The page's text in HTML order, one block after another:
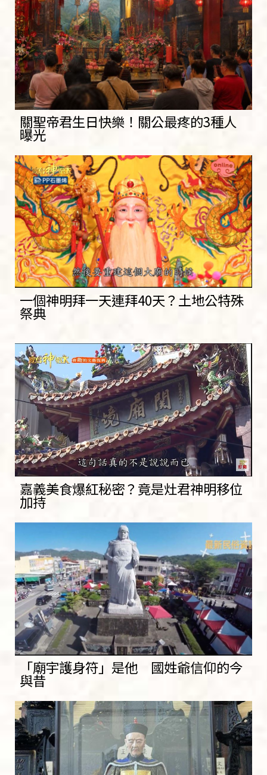
關聖帝君生日快樂！關公最疼的3種人
曝光
一個神明拜一天連拜40天？土地公特殊
祭典
嘉義美食爆紅秘密？竟是灶君神明移位
加持
「廟宇護身符」是他 國姓爺信仰的今
與昔